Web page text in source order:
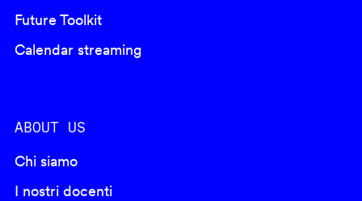
Future Toolkit
Calendar streaming
ABOUT US
Chi siamo
I nostri docenti